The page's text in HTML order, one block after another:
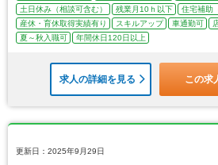
土日休み（相談可含む）
残業月10ｈ以下
住宅補助
産休・育休取得実績有り
スキルアップ 車通勤可
夏～秋入職可
年間休日120日以上
求人の詳細を見る この求
更新日：2025年9月29日